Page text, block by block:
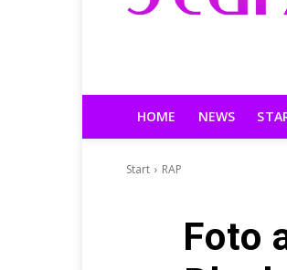
HOME NEWS
Start RAP
Foto